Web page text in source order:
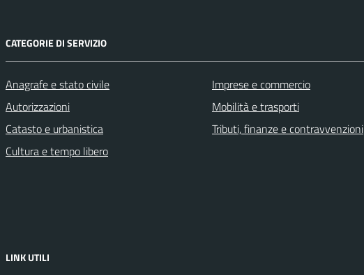
CATEGORIE DI SERVIZIO
Anagrafe e stato civile
Autorizzazioni
Catasto e urbanistica
Cultura e tempo libero
Imprese e commercio
Mobilità e trasporti
Tributi, finanze e contravvenzioni
LINK UTILI